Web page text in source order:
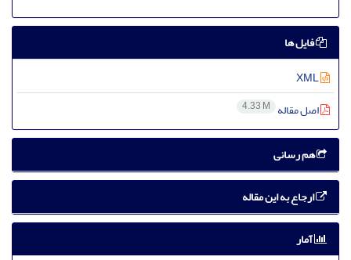
فایل ها
اصل مقاله 4.33 M
هم رسانی
ارجاع به این مقاله
آمار